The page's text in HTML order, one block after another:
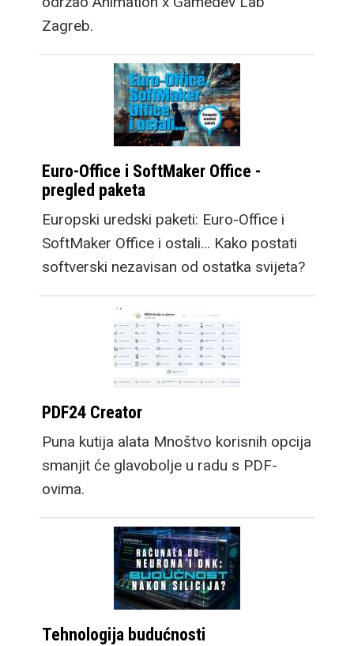
Zagreb.
Euro-Office i SoftMaker Office -
pregled paketa
Europski uredski paketi: Euro-Office i
SoftMaker Office i ostali... Kako postati
softverski nezavisan od ostatka svijeta?
PDF24 Creator
Puna kutija alata Mnoštvo korisnih opcija
smanjit će glavobolje u radu s PDF-
ovima.
Tehnologija budućnosti